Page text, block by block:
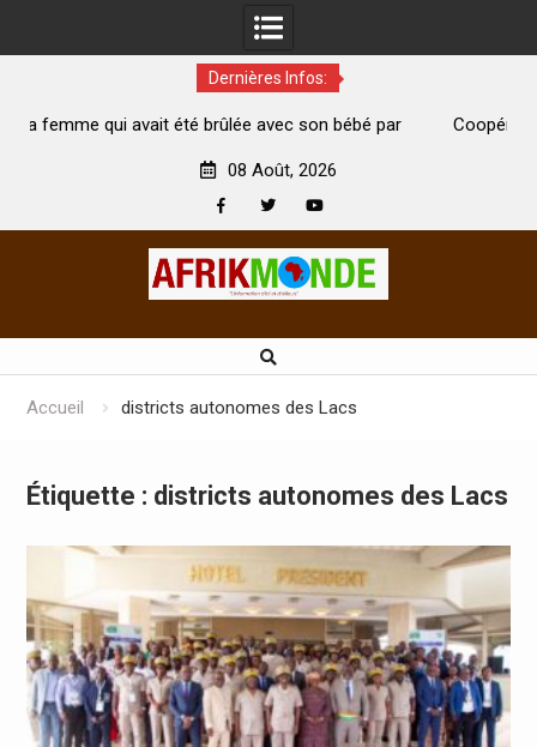
Dernières Infos:
brûlée avec son bébé par
Coopération: Le ministre Indien
08 Août, 2026
Accueil districts autonomes des Lacs
Étiquette : districts autonomes des Lacs